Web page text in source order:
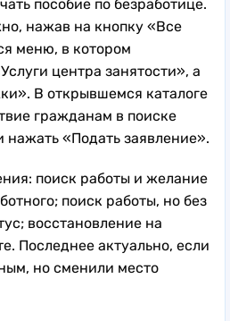
пособие по безработице.
нажав на кнопку «Все
меню, в котором
центра занятости», а
В открывшемся каталоге
гражданам в поиске
«Подать заявление».
поиск работы и желание
поиск работы, но без
восстановление на
Последнее актуально, если
но сменили место